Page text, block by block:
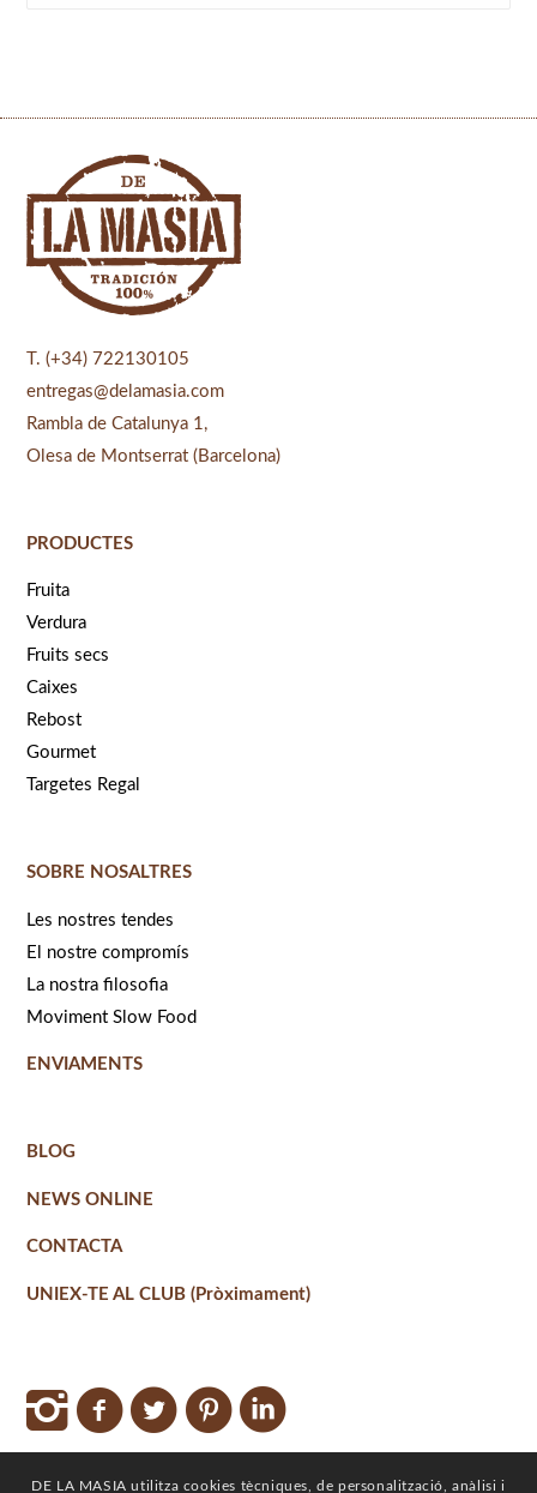
T. (+34) 722130105
entregas@delamasia.com
Rambla de Catalunya 1,
Olesa de Montserrat (Barcelona)
PRODUCTES
Fruita
Verdura
Fruits secs
Caixes
Rebost
Gourmet
Targetes Regal
SOBRE NOSALTRES
Les nostres tendes
El nostre compromís
La nostra filosofia
Moviment Slow Food
ENVIAMENTS
BLOG
NEWS ONLINE
CONTACTA
UNIEX-TE AL CLUB (Pròximament)
DE LA MASIA utilitza cookies tècniques, de personalització, anàlisi i